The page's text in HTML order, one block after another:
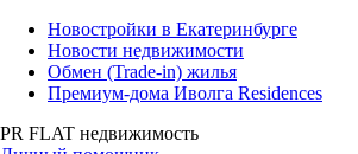
Новостройки в Екатеринбурге
Новости недвижимости
Обмен (Trade-in) жилья
Премиум-дома Иволга Residences
PR FLAT недвижимость